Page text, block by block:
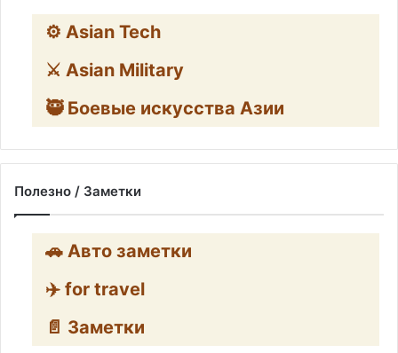
⚙️ Asian Tech
⚔️ Asian Military
🥷 Боевые искусства Азии
Полезно / Заметки
🚗 Авто заметки
✈️ for travel
📄 Заметки